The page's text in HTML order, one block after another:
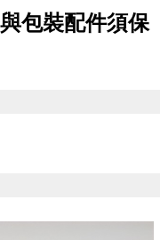
包裝配件須保